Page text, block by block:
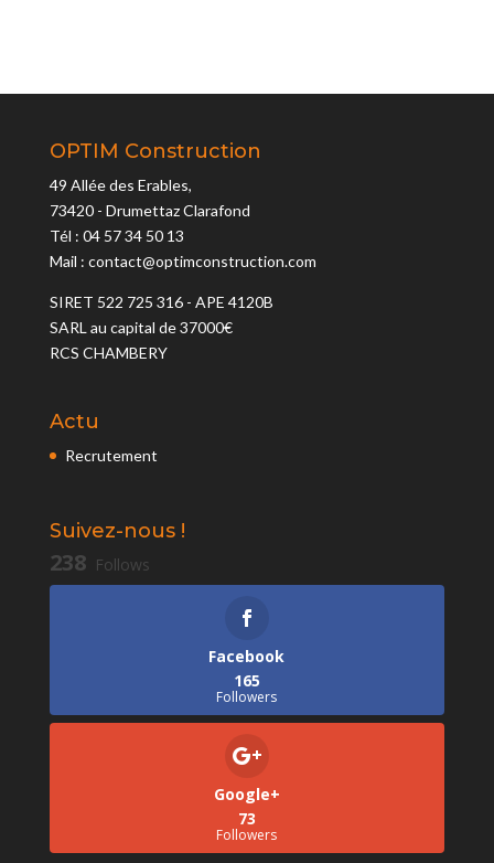
OPTIM Construction
49 Allée des Erables,
73420 - Drumettaz Clarafond
Tél : 04 57 34 50 13
Mail : contact@optimconstruction.com
SIRET 522 725 316 - APE 4120B
SARL au capital de 37000€
RCS CHAMBERY
Actu
Recrutement
Suivez-nous !
238 Follows
Facebook
165
Followers
Google+
73
Followers